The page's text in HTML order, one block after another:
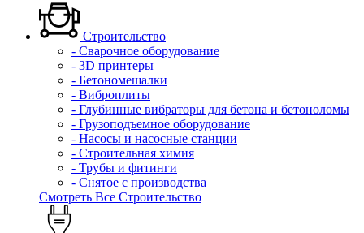
Строительство
- Сварочное оборудование
- 3D принтеры
- Бетономешалки
- Виброплиты
- Глубинные вибраторы для бетона и бетоноломы
- Грузоподъемное оборудование
- Насосы и насосные станции
- Строительная химия
- Трубы и фитинги
- Снятое с производства
Смотреть Все Строительство